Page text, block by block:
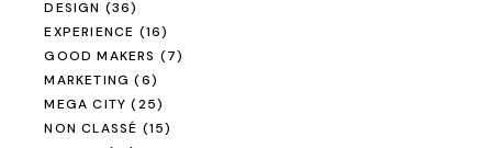
DESIGN (36)
EXPERIENCE (16)
GOOD MAKERS (7)
MARKETING (6)
MEGA CITY (25)
NON CLASSÉ (15)